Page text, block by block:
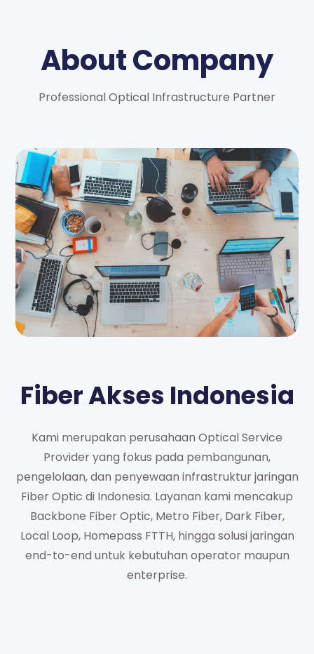
About Company
Professional Optical Infrastructure Partner
Fiber Akses Indonesia
Kami merupakan perusahaan Optical Service
Provider yang fokus pada pembangunan,
pengelolaan, dan penyewaan infrastruktur jaringan
Fiber Optic di Indonesia. Layanan kami mencakup
Backbone Fiber Optic, Metro Fiber, Dark Fiber,
Local Loop, Homepass FTTH, hingga solusi jaringan
end-to-end untuk kebutuhan operator maupun
enterprise.